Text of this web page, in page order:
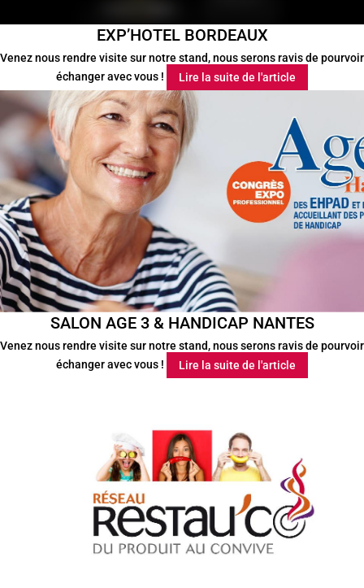
EXP’HOTEL BORDEAUX
Venez nous rendre visite sur notre stand, nous serons ravis de pourvoir
échanger avec vous !
Lire la suite de l'article
SALON AGE 3 & HANDICAP NANTES
Venez nous rendre visite sur notre stand, nous serons ravis de pourvoir
échanger avec vous !
Lire la suite de l'article